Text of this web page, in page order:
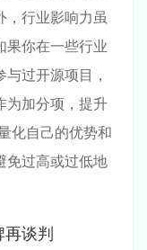
，行业影响力虽
果你在一些行业
过开源项目，
为加分项，提升
化自己的优势和
免过高或过低地
谈判